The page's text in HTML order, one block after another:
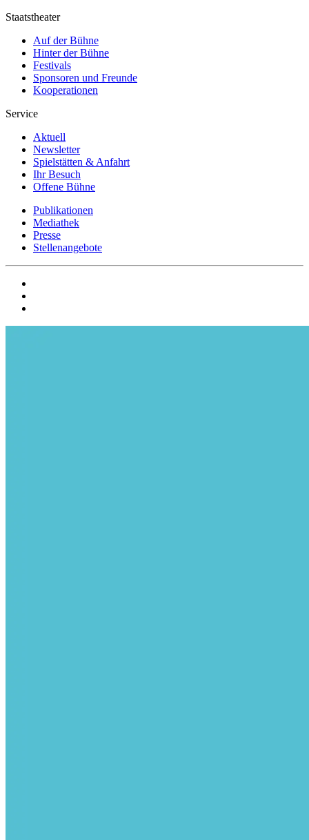
Staatstheater
Auf der Bühne
Hinter der Bühne
Festivals
Sponsoren und Freunde
Kooperationen
Service
Aktuell
Newsletter
Spielstätten & Anfahrt
Ihr Besuch
Offene Bühne
Publikationen
Mediathek
Presse
Stellenangebote